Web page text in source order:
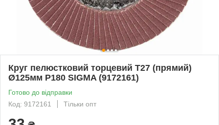
Круг пелюстковий торцевий Т27 (прямий)
Ø125мм P180 SIGMA (9172161)
Готово до відправки
Код: 9172161
Тільки опт